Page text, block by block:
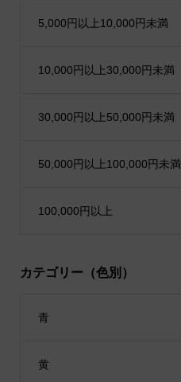
5,000円以上10,000円未満
10,000円以上30,000円未満
30,000円以上50,000円未満
50,000円以上100,000円未満
100,000円以上
カテゴリー（色別）
青
黄